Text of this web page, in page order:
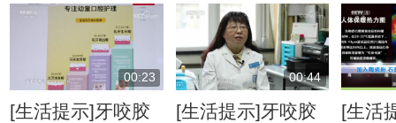
00:23
[生活提示]牙咬胶
00:44
[生活提示]牙咬胶
[生活